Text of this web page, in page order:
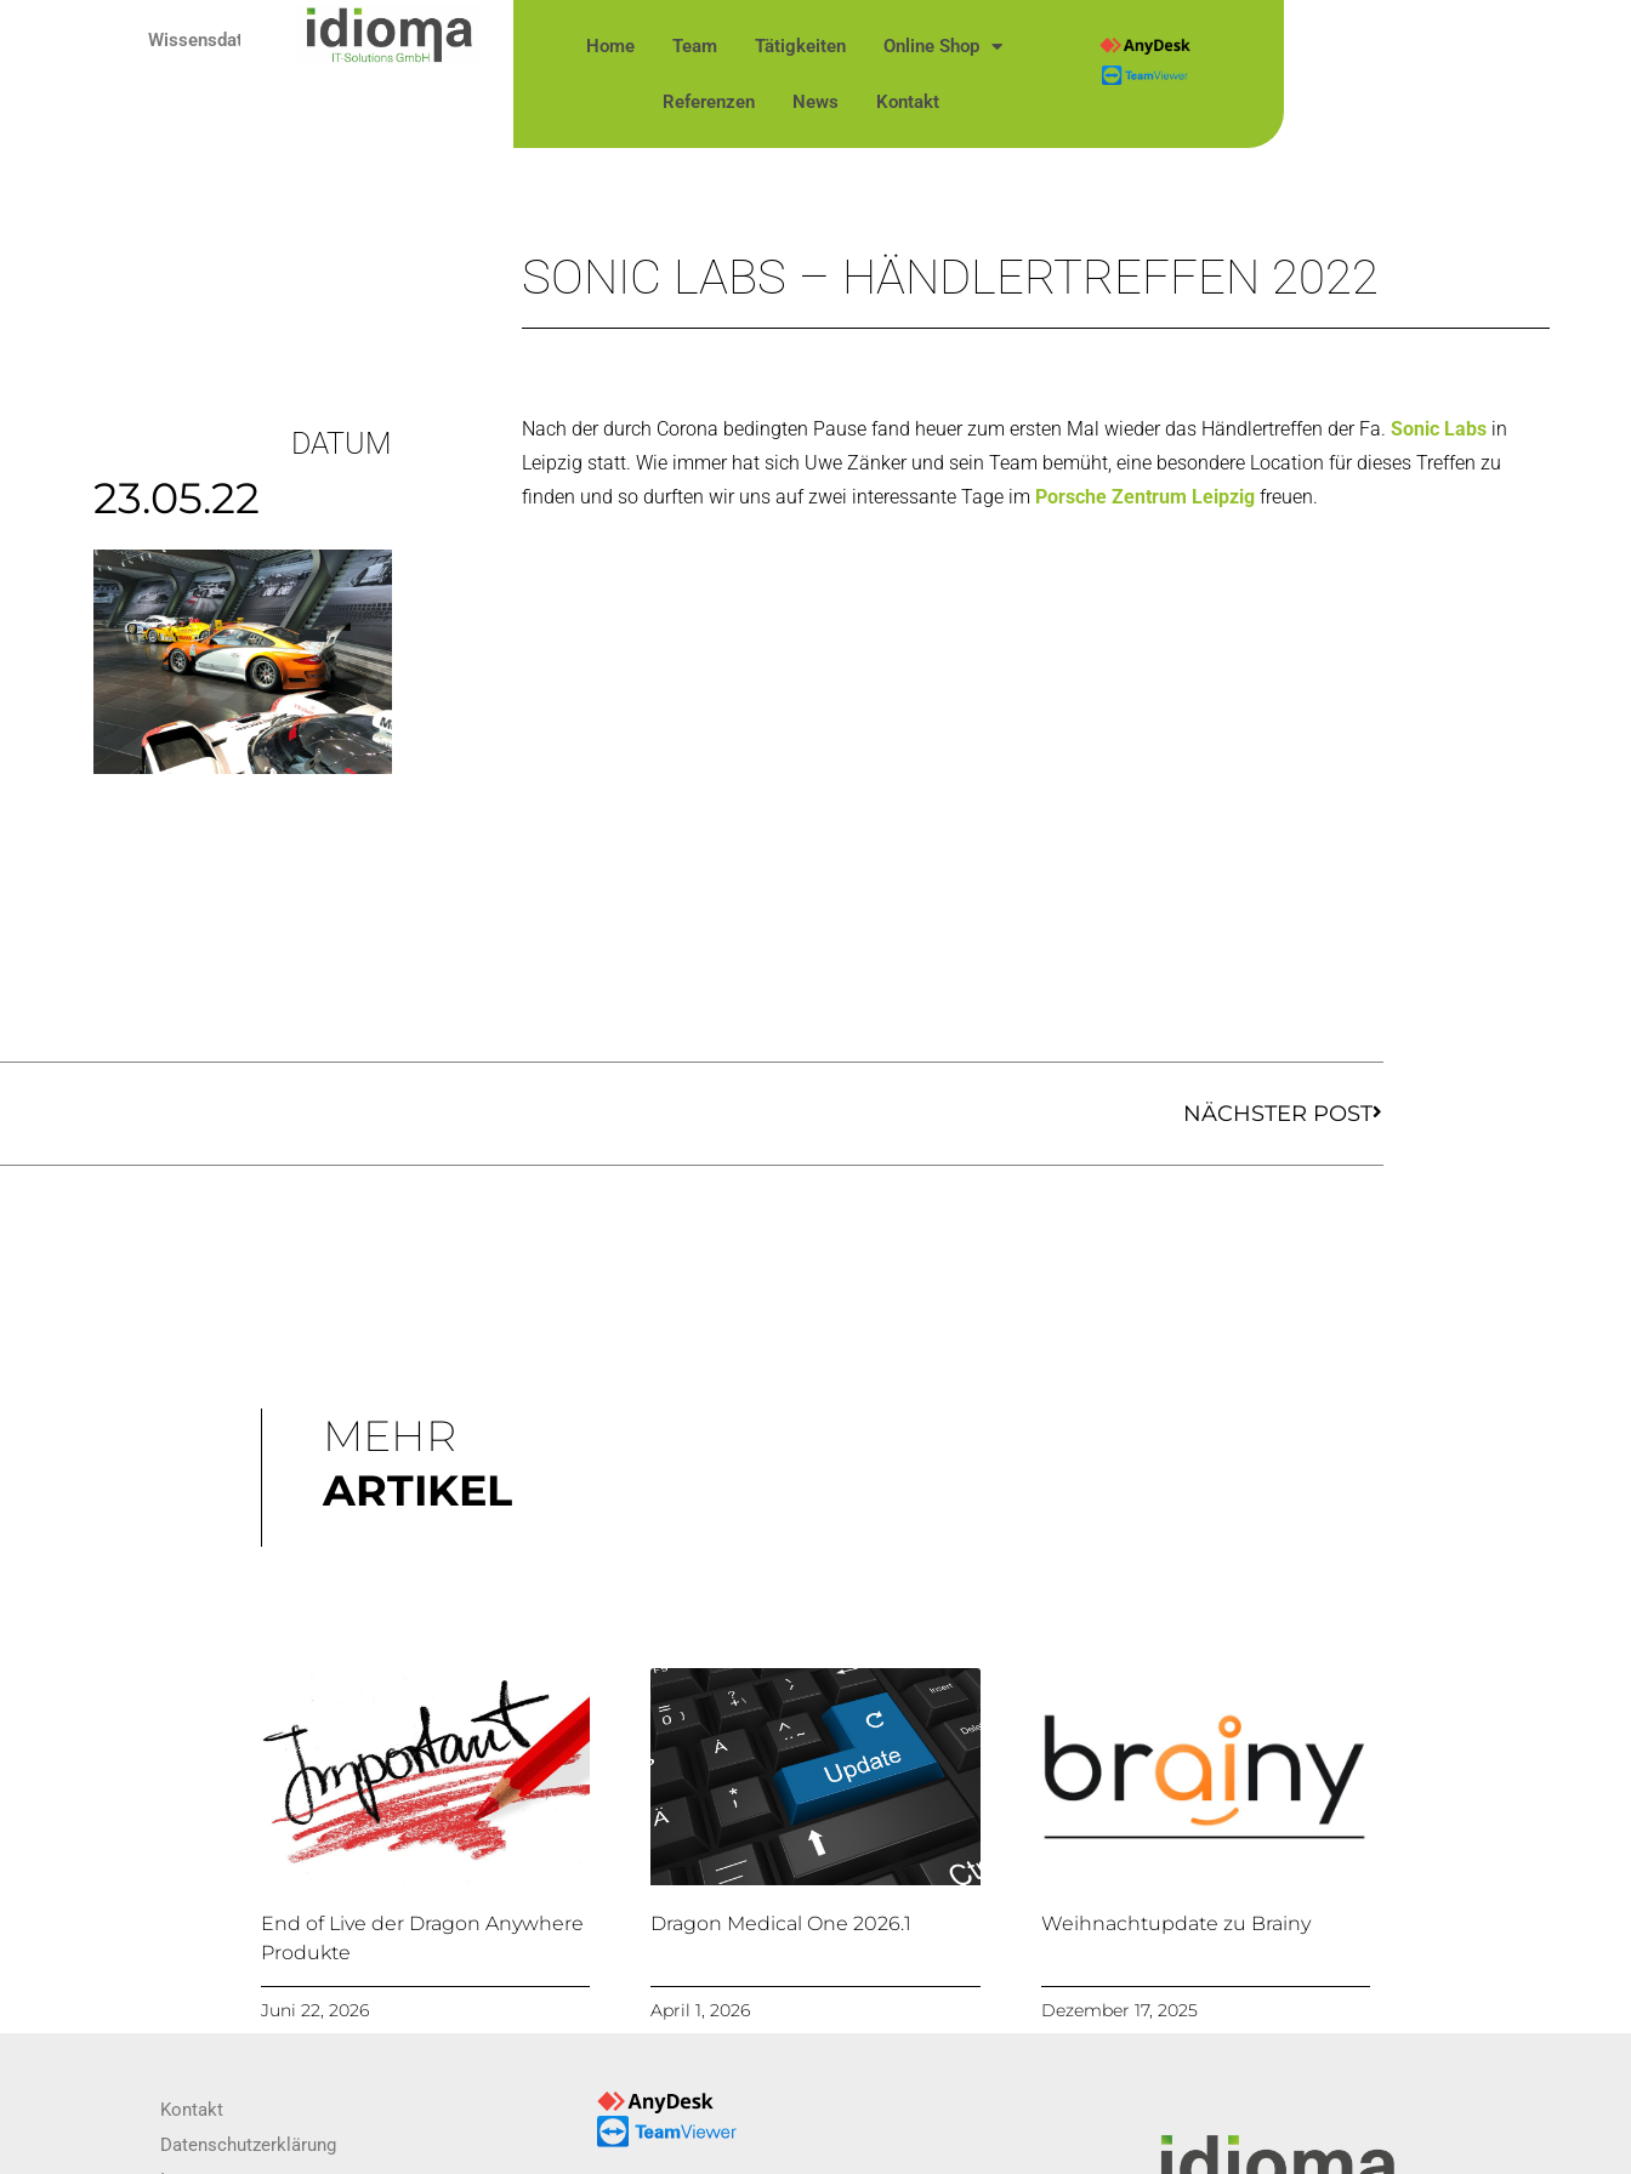
Home Team Tätigkeiten Online Shop
Referenzen News Kontakt
Wissensdatenbank
SONIC LABS – HÄNDLERTREFFEN 2022
DATUM
23.05.22
Nach der durch Corona bedingten Pause fand heuer zum ersten Mal wieder das Händlertreffen der Fa.Sonic Labs in
Leipzig statt. Wie immer hat sich Uwe Zänker und sein Team bemüht, eine besondere Location für dieses Treffen zu
finden und so durften wir uns auf zwei interessante Tage im Porsche Zentrum Leipzig freuen.
NÄCHSTER POST
MEHR
ARTIKEL
End of Live der Dragon Anywhere
Produkte
Juni 22, 2026
Dragon Medical One 2026.1
April 1, 2026
Weihnachtupdate zu Brainy
Dezember 17, 2025
Kontakt
Datenschutzerklärung